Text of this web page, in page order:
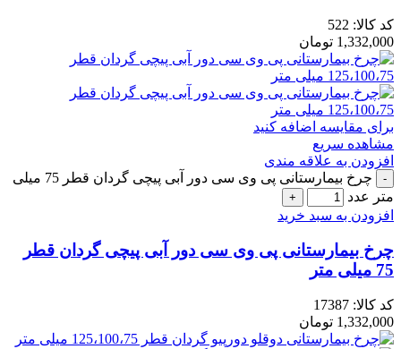
کد کالا: 522
1,332,000 تومان
برای مقایسه اضافه کنید
مشاهده سریع
افزودن به علاقه مندی
چرخ بیمارستانی پی وی سی دور آبی پیچی گردان قطر 75 میلی
متر عدد
افزودن به سبد خرید
چرخ بیمارستانی پی وی سی دور آبی پیچی گردان قطر
75 میلی متر
کد کالا: 17387
1,332,000 تومان